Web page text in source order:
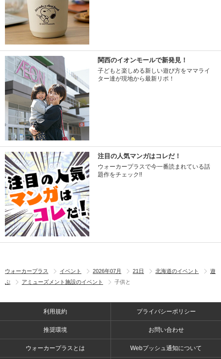
関西のイオンモールで新発見！
子どもと楽しめる新しい遊び方をママライ
ター達が現地から最新リポ！
注目の人気マンガはコレだ！
ウォーカープラスで今一番読まれている話
題作をチェック!!
ウォーカープラス イベント 2026年07月 21日 北海道のイベント
遊
ぶ
アミューズメント施設のイベント 子供と
利用規約 プライバシーポリシー
推奨環境 お問い合わせ
ウォーカープラスとは Webプッシュ通知について